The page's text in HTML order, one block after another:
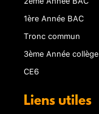
1ère Année BAC
Tronc commun
3ème Année collège
CE6
Liens utiles